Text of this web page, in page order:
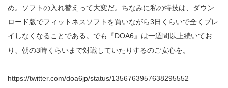
め。ソフトの入れ替えって大変だ。ちなみに私の特技は、ダウン
ロード版でフィットネスソフトを買いながら3日くらいで全くプレ
イしなくなることである。でも『DOA6』は一週間以上続いてお
り、朝の3時くらいまで対戦していたりするのご安心を。
https://twitter.com/doa6jp/status/1356763957638295552